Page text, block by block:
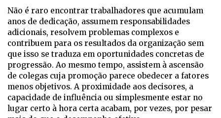
Não é raro encontrar trabalhadores que acumulam
anos de dedicação, assumem responsabilidades
adicionais, resolvem problemas complexos e
contribuem para os resultados da organização sem
que isso se traduza em oportunidades concretas de
progressão. Ao mesmo tempo, assistem à ascensão
de colegas cuja promoção parece obedecer a fatores
menos objetivos. A proximidade aos decisores, a
capacidade de influência ou simplesmente estar no
lugar certo à hora certa acabam, por vezes, por pesar